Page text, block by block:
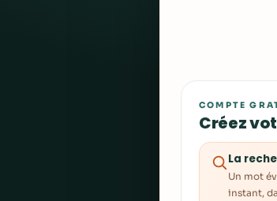
COMPTE
Créez
La
Un mot
instant,